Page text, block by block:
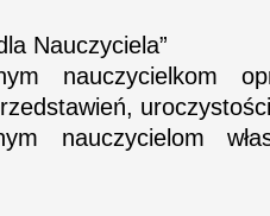
Nauczyciela”
nauczycielkom
nauczycielom